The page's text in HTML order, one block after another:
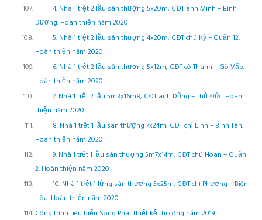
4. Nhà 1 trệt 2 lầu sân thượng 5x20m, CĐT anh Minh – Bình
Dương. Hoàn thiện năm 2020
5. Nhà 1 trệt 2 lầu sân thượng 4x20m, CĐT chú Kỳ – Quận 12.
Hoàn thiện năm 2020
6. Nhà 1 trệt 2 lầu sân thượng 5x12m, CĐT cô Thanh – Gò Vấp.
Hoàn thiện năm 2020
7. Nhà 1 trệt 2 lầu 5m3x16m8, CĐT anh Dũng – Thủ Đức. Hoàn
thiện năm 2020
8. Nhà 1 trệt 1 lầu sân thượng 7x24m, CĐT chị Linh – Bình Tân.
Hoàn thiện năm 2020
9. Nhà 1 trệt 1 lầu sân thượng 5m7x14m, CĐT chú Hoan – Quận
2. Hoàn thiện năm 2020
10. Nhà 1 trệt 1 lửng sân thượng 5x25m, CĐT chị Phương – Biên
Hòa. Hoàn thiện năm 2020
Công trình tiêu biểu Song Phát thiết kế thi công năm 2019